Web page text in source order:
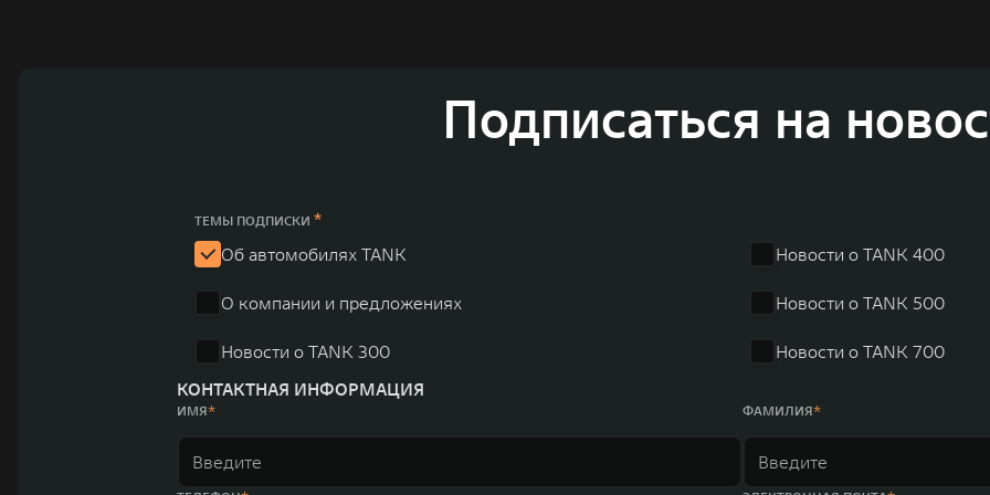
электромобилей ORA, премиальных кроссоверов WEY, а также новый технологичный бренд SALOON – в
юаней (1,6 трлн рублей). С 1998 года Great Wall Motor занимает первое место по объёмам продаж пикапов в
систему исследований и разработок, включая центры в России, Китае, Японии, США, Германии, Индии, Австрии и
Подписаться на
ТЕМЫ ПОДПИСКИ *
Об автомобилях TANK
О компании и предложениях
Новости о TANK 300
Новости о TANK 400
Новости о TANK 500
Новости о TANK 700
КОНТАКТНАЯ ИНФОРМАЦИЯ
ИМЯ ФАМИЛИЯ